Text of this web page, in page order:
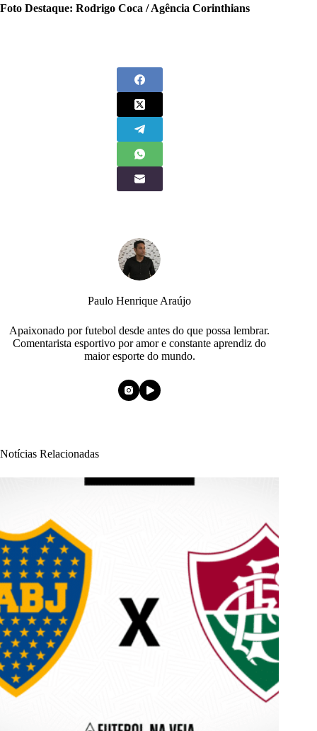
Foto Destaque: Rodrigo Coca / Agência Corinthians
Paulo Henrique Araújo
Apaixonado por futebol desde antes do que possa lembrar.
Comentarista esportivo por amor e constante aprendiz do
maior esporte do mundo.
Notícias Relacionadas